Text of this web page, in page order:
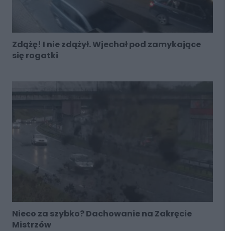
Zdążę! I nie zdążył. Wjechał pod zamykające
się rogatki
Nieco za szybko? Dachowanie na Zakręcie
Mistrzów